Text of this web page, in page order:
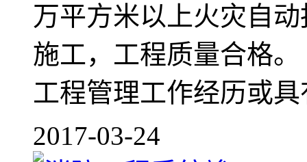
万平方米以上火灾自
施工，工程质量合格
工程管理工作经历或具
2017-03-24